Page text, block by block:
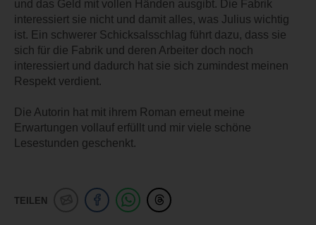
und das Geld mit vollen Händen ausgibt. Die Fabrik
interessiert sie nicht und damit alles, was Julius wichtig
ist. Ein schwerer Schicksalsschlag führt dazu, dass sie
sich für die Fabrik und deren Arbeiter doch noch
interessiert und dadurch hat sie sich zumindest meinen
Respekt verdient.
Die Autorin hat mit ihrem Roman erneut meine
Erwartungen vollauf erfüllt und mir viele schöne
Lesestunden geschenkt.
TEILEN